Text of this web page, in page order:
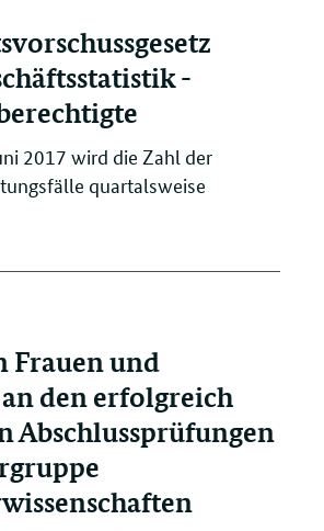
-
2017 wird die Zahl der
quartalsweise
Frauen und
den erfolgreich
Abschlussprüfungen